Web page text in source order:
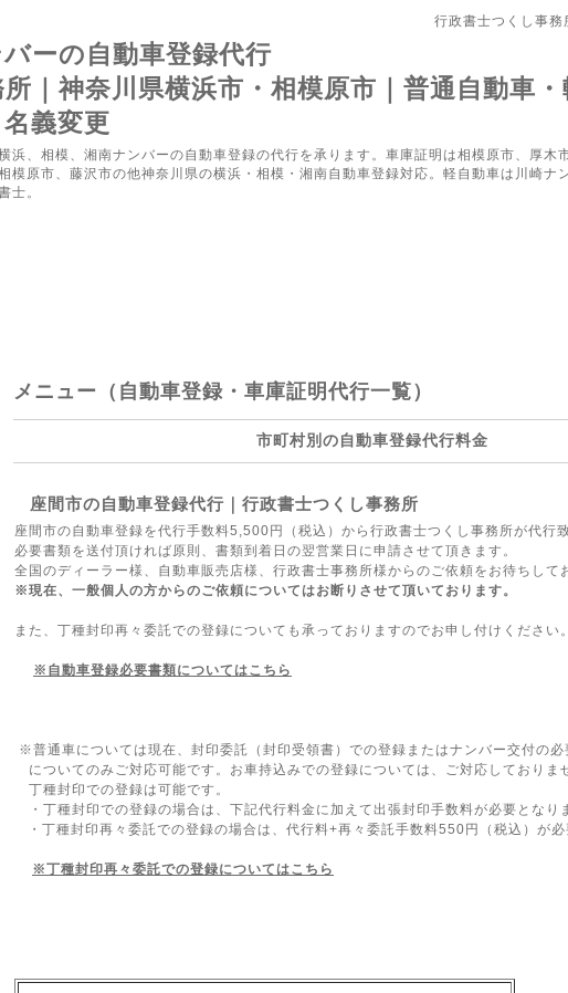
行政書士つくし事務
ーの自動車登録代行
所｜神奈川県横浜市・相模原市｜普通自動車
義変更
浜、相模、湘南ナンバーの自動車登録の代行を承ります。車庫証明は相模原市、厚木
模原市、藤沢市の他神奈川県の横浜・相模・湘南自動車登録対応。軽自動車は川崎ナ
士。
メニュー（自動車登録・車庫証明代行一覧）
市町村別の自動車登録代行料金
座間市の自動車登録代行｜行政書士つくし事務所
座間市の自動車登録を代行手数料5,500円（税込）から行政書士つくし事務所が代行致
必要書類を送付頂ければ原則、書類到着日の翌営業日に申請させて頂きます。
全国のディーラー様、自動車販売店様、行政書士事務所様からのご依頼をお待ちして
※現在、一般個人の方からのご依頼について はお断りさせて頂いております。
また、丁種封印再々委託での登録についても承っておりますのでお申し付けください。
※自動車登録必要書類についてはこちら
※普通車については現在、封印委託（封印受領書）での登録またはナンバー交付の必
についてのみご対応可能です。お車持込みでの登録については、ご対応しておりま
丁種封印での登録は可能です。
・丁種封印での登録の場合は、下記代行料金に加えて出張封印手数料が必要となり
・丁種封印再々委託での登録の場合は、代行料+再々委託手数料550円（税込）が必
※丁種封印再々委託での登録についてはこちら